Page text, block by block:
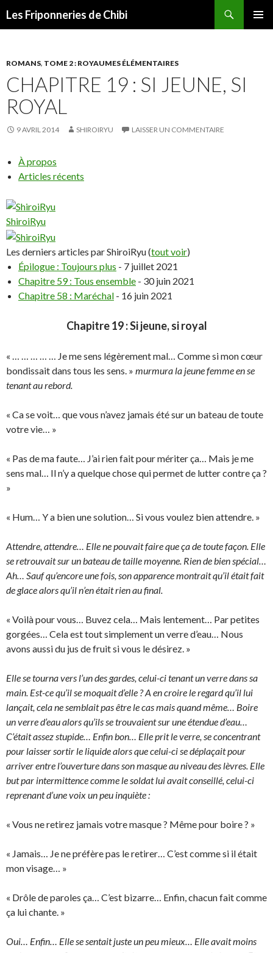
Les Friponneries de Chibi
ROMANS, TOME 2 : ROYAUMES ÉLÉMENTAIRES
CHAPITRE 19 : SI JEUNE, SI
ROYAL
9 AVRIL 2014 SHIROIRYU LAISSER UN COMMENTAIRE
À propos
Articles récents
ShiroiRyu
Les derniers articles par ShiroiRyu(tout voir)
Épilogue : Toujours plus - 7 juillet 2021
Chapitre 59 : Tous ensemble - 30 juin 2021
Chapitre 58 : Maréchal - 16 juin 2021
Chapitre 19 : Si jeune, si royal
« … … … … … Je me sens légèrement mal… Comme si mon cœur
bondissait dans tous les sens. » murmura la jeune femme en se
tenant au rebord.
« Ca se voit… que vous n’avez jamais été sur un bateau de toute
votre vie… »
« Pas de ma faute… J’ai rien fait pour mériter ça… Mais je me
sens mal… Il n’y a quelque chose qui permet de lutter contre ça ?
»
« Hum… Y a bien une solution… Si vous voulez bien attendre. »
Attendre, attendre… Elle ne pouvait faire que ça de toute façon. Elle
se retrouvait sur un bateau de taille moyenne. Rien de bien spécial…
Ah… Sauf qu’encore une fois, son apparence montrait qu’il était fait
de glace alors qu’il n’en était rien au final.
« Voilà pour vous… Buvez cela… Mais lentement… Par petites
gorgées… Cela est tout simplement un verre d’eau… Nous
avons aussi du jus de fruit si vous le désirez. »
Elle se tourna vers l’un des gardes, celui-ci tenant un verre dans sa
main. Est-ce qu’il se moquait d’elle ? A en croire le regard qu’il lui
lançait, cela ne semblait pas être le cas mais quand même… Boire
un verre d’eau alors qu’ils se trouvaient sur une étendue d’eau…
C’était assez stupide… Enfin bon… Elle prit le verre, se concentrant
pour laisser sortir le liquide alors que celui-ci se déplaçait pour
arriver entre l’ouverture dans son masque au niveau des lèvres. Elle
but par intermittence comme le soldat lui avait conseillé, celui-ci
reprenant d’une voix un peu inquiète :
« Vous ne retirez jamais votre masque ? Même pour boire ? »
« Jamais… Je ne préfère pas le retirer… C’est comme si il était
mon visage… »
« Drôle de paroles ça… C’est bizarre… Enfin, chacun fait comme
ça lui chante. »
Oui… Enfin… Elle se sentait juste un peu mieux… Elle avait moins